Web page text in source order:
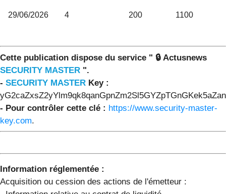
29/06/2026 4 200 1100
Cette publication dispose du service " 🔒 Actusnews
SECURITY MASTER ".
- SECURITY MASTER Key :
- Pour contrôler cette clé : https://www.security-master-
key.com.
Information réglementée :
Acquisition ou cession des actions de l'émetteur :